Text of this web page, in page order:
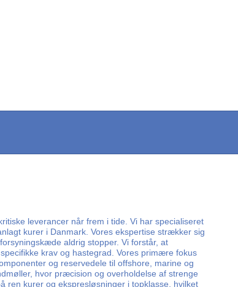
leverancer når frem i tide. Vi har specialiseret
kurer i Danmark. Vores ekspertise strækker sig
aldrig stopper. Vi forstår, at
krav og hastegrad. Vores primære fokus
og reservedele til offshore, marine og
hvor præcision og overholdelse af strenge
ren kurer og ekspresløsninger i topklasse, hvilket